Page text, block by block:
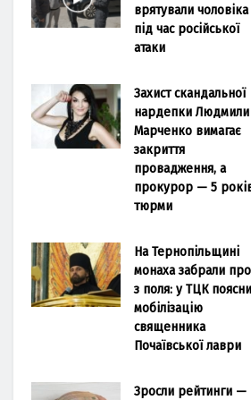
врятували чоловіка
під час російської
атаки
Захист скандальної
нардепки Людмили
Марченко вимагає
закриття
провадження, а
прокурор — 5
тюрми
На Тернопільщині
монаха забрали
з поля: у ТЦК
мобілізацію
священника
Почаївської лаври
Зросли рейтинги —